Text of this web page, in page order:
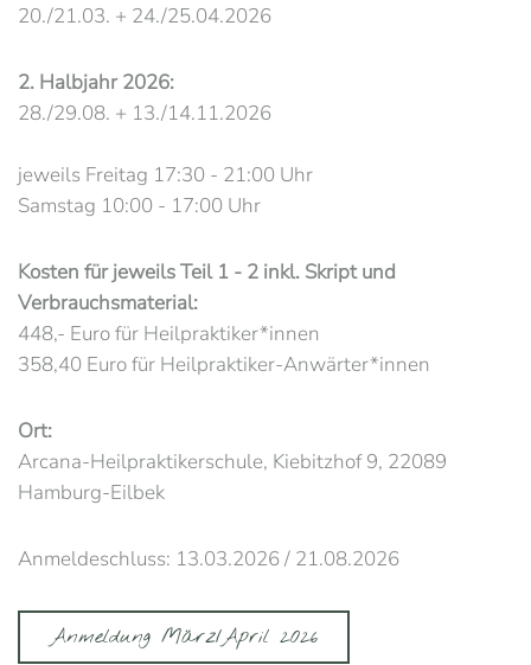
20./21.03. + 24./25.04.2026
2. Halbjahr 2026:
28./29.08. + 13./14.11.2026
jeweils Freitag 17:30 - 21:00 Uhr
Samstag 10:00 - 17:00 Uhr
Kosten für jeweils Teil 1 - 2 inkl. Skript und
Verbrauchsmaterial:
448,- Euro für Heilpraktiker*innen
358,40 Euro für Heilpraktiker-Anwärter*innen
Ort:
Arcana-Heilpraktikerschule, Kiebitzhof 9, 22089
Hamburg-Eilbek
Anmeldeschluss: 13.03.2026 / 21.08.2026
Anmeldung März/April 2026